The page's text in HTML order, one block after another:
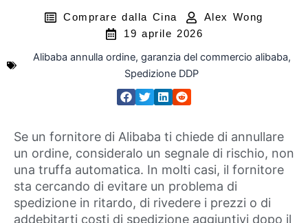
Comprare dalla Cina
Alex Wong
19 aprile 2026
Alibaba annulla ordine, garanzia del commercio alibaba,
Spedizione DDP
Se un fornitore di Alibaba ti chiede di annullare
un ordine, consideralo un segnale di rischio, non
una truffa automatica. In molti casi, il fornitore
sta cercando di evitare un problema di
spedizione in ritardo, di rivedere i prezzi o di
addebitarti costi di spedizione aggiuntivi dopo il